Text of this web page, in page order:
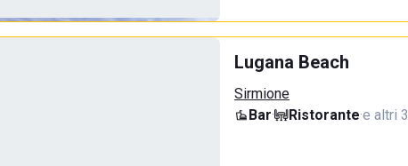
Lugana Beach
Sirmione
Bar· Ristorante·e altri